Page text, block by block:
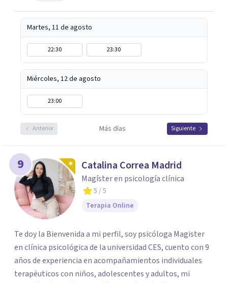
Martes, 11 de agosto
22:30 23:30
Miércoles, 12 de agosto
23:00
Anterior Más días Siguiente
9 Catalina Correa Madrid
Magíster en psicología clínica
5 / 5
Terapia Online
Te doy la Bienvenida a mi perfil, soy psicóloga Magister
en clínica psicológica de la universidad CES, cuento con 9
años de experiencia en acompañamientos individuales
terapéuticos con niños, adolescentes y adultos, mi